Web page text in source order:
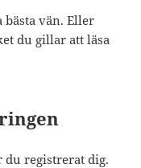
bästa vän. Eller
du gillar att läsa
registrerat dig.